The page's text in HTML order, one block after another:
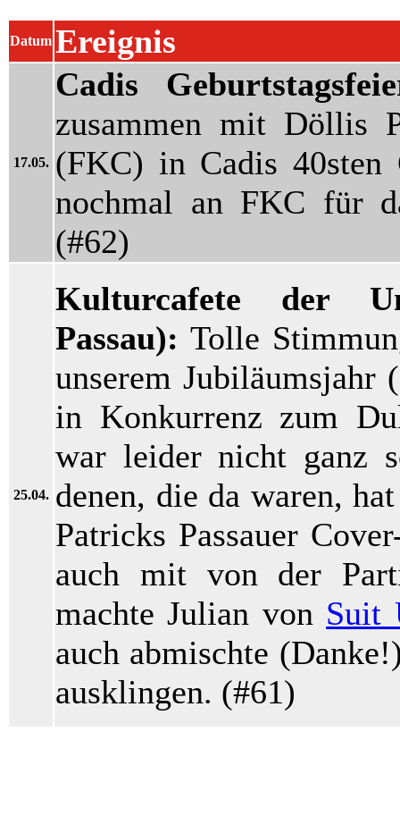
Datum Ereignis
17.05.
Cadis
zusammen mit Döllis
(FKC) in Cadis 40sten
nochmal an FKC für
(#62)
25.04.
Kulturcafete der
Passau): Tolle
unserem Jubiläumsjahr
in Konkurrenz zum
war leider nicht ganz
denen, die da waren,
Patricks Passauer
auch mit von der
machte Julian von Suit
auch abmischte
ausklingen. (#61)